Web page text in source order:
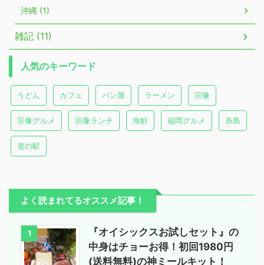
沖縄 (1)
雑記 (11)
人気のキーワード
うどん カフェ パン屋 ラーメン 宗像
宗像グルメ 宗像ランチ 海鮮 福岡グルメ 糸島
道の駅
よく読まれてるオススメ記事！
1
『オイシックスお試しセット』の
中身はチョーお得！初回1980円
(送料無料)の神ミールキット！